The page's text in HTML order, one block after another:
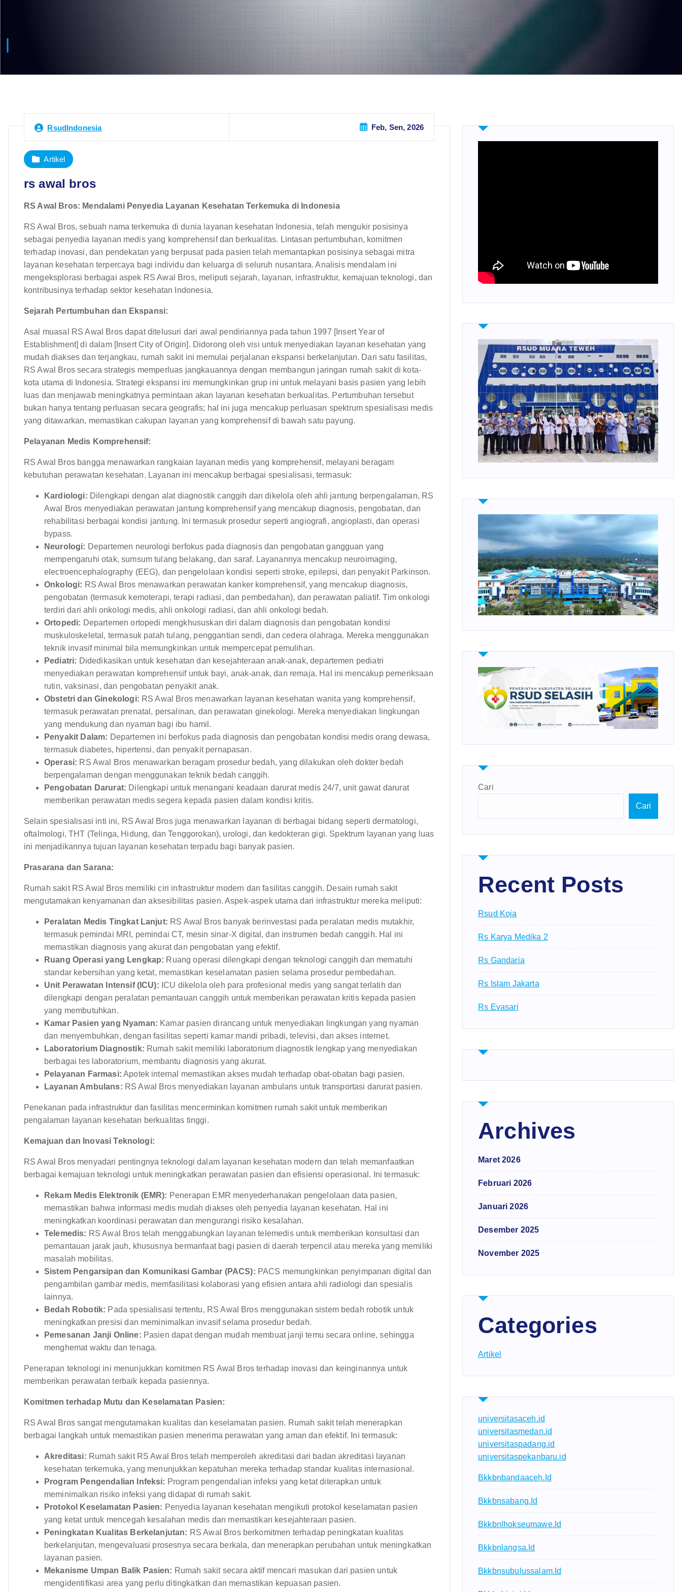
RsudIndonesia Feb, Sen, 2026
Artikel
rs awal bros
RS Awal Bros: Mendalami Penyedia Layanan Kesehatan Terkemuka di Indonesia
RS Awal Bros, sebuah nama terkemuka di dunia layanan kesehatan Indonesia, telah mengukir posisinya
sebagai penyedia layanan medis yang komprehensif dan berkualitas. Lintasan pertumbuhan, komitmen
terhadap inovasi, dan pendekatan yang berpusat pada pasien telah memantapkan posisinya sebagai mitra
layanan kesehatan terpercaya bagi individu dan keluarga di seluruh nusantara. Analisis mendalam ini
mengeksplorasi berbagai aspek RS Awal Bros, meliputi sejarah, layanan, infrastruktur, kemajuan teknologi, dan
kontribusinya terhadap sektor kesehatan Indonesia.
Sejarah Pertumbuhan dan Ekspansi:
Asal muasal RS Awal Bros dapat ditelusuri dari awal pendiriannya pada tahun 1997 [Insert Year of
Establishment] di dalam [Insert City of Origin]. Didorong oleh visi untuk menyediakan layanan kesehatan yang
mudah diakses dan terjangkau, rumah sakit ini memulai perjalanan ekspansi berkelanjutan. Dari satu fasilitas,
RS Awal Bros secara strategis memperluas jangkauannya dengan membangun jaringan rumah sakit di kota-
kota utama di Indonesia. Strategi ekspansi ini memungkinkan grup ini untuk melayani basis pasien yang lebih
luas dan menjawab meningkatnya permintaan akan layanan kesehatan berkualitas. Pertumbuhan tersebut
bukan hanya tentang perluasan secara geografis; hal ini juga mencakup perluasan spektrum spesialisasi medis
yang ditawarkan, memastikan cakupan layanan yang komprehensif di bawah satu payung.
Pelayanan Medis Komprehensif:
RS Awal Bros bangga menawarkan rangkaian layanan medis yang komprehensif, melayani beragam
kebutuhan perawatan kesehatan. Layanan ini mencakup berbagai spesialisasi, termasuk:
Kardiologi: Dilengkapi dengan alat diagnostik canggih dan dikelola oleh ahli jantung berpengalaman, RS
Awal Bros menyediakan perawatan jantung komprehensif yang mencakup diagnosis, pengobatan, dan
rehabilitasi berbagai kondisi jantung. Ini termasuk prosedur seperti angiografi, angioplasti, dan operasi
bypass.
Neurologi: Departemen neurologi berfokus pada diagnosis dan pengobatan gangguan yang
mempengaruhi otak, sumsum tulang belakang, dan saraf. Layanannya mencakup neuroimaging,
electroencephalography (EEG), dan pengelolaan kondisi seperti stroke, epilepsi, dan penyakit Parkinson.
Onkologi: RS Awal Bros menawarkan perawatan kanker komprehensif, yang mencakup diagnosis,
pengobatan (termasuk kemoterapi, terapi radiasi, dan pembedahan), dan perawatan paliatif. Tim onkologi
terdiri dari ahli onkologi medis, ahli onkologi radiasi, dan ahli onkologi bedah.
Ortopedi: Departemen ortopedi mengkhususkan diri dalam diagnosis dan pengobatan kondisi
muskuloskeletal, termasuk patah tulang, penggantian sendi, dan cedera olahraga. Mereka menggunakan
teknik invasif minimal bila memungkinkan untuk mempercepat pemulihan.
Pediatri: Didedikasikan untuk kesehatan dan kesejahteraan anak-anak, departemen pediatri
menyediakan perawatan komprehensif untuk bayi, anak-anak, dan remaja. Hal ini mencakup pemeriksaan
rutin, vaksinasi, dan pengobatan penyakit anak.
Obstetri dan Ginekologi: RS Awal Bros menawarkan layanan kesehatan wanita yang komprehensif,
termasuk perawatan prenatal, persalinan, dan perawatan ginekologi. Mereka menyediakan lingkungan
yang mendukung dan nyaman bagi ibu hamil.
Penyakit Dalam: Departemen ini berfokus pada diagnosis dan pengobatan kondisi medis orang dewasa,
termasuk diabetes, hipertensi, dan penyakit pernapasan.
Operasi: RS Awal Bros menawarkan beragam prosedur bedah, yang dilakukan oleh dokter bedah
berpengalaman dengan menggunakan teknik bedah canggih.
Pengobatan Darurat: Dilengkapi untuk menangani keadaan darurat medis 24/7, unit gawat darurat
memberikan perawatan medis segera kepada pasien dalam kondisi kritis.
Selain spesialisasi inti ini, RS Awal Bros juga menawarkan layanan di berbagai bidang seperti dermatologi,
oftalmologi, THT (Telinga, Hidung, dan Tenggorokan), urologi, dan kedokteran gigi. Spektrum layanan yang luas
ini menjadikannya tujuan layanan kesehatan terpadu bagi banyak pasien.
Prasarana dan Sarana:
Rumah sakit RS Awal Bros memiliki ciri infrastruktur modern dan fasilitas canggih. Desain rumah sakit
mengutamakan kenyamanan dan aksesibilitas pasien. Aspek-aspek utama dari infrastruktur mereka meliputi:
Peralatan Medis Tingkat Lanjut: RS Awal Bros banyak berinvestasi pada peralatan medis mutakhir,
termasuk pemindai MRI, pemindai CT, mesin sinar-X digital, dan instrumen bedah canggih. Hal ini
memastikan diagnosis yang akurat dan pengobatan yang efektif.
Ruang Operasi yang Lengkap: Ruang operasi dilengkapi dengan teknologi canggih dan mematuhi
standar kebersihan yang ketat, memastikan keselamatan pasien selama prosedur pembedahan.
Unit Perawatan Intensif (ICU): ICU dikelola oleh para profesional medis yang sangat terlatih dan
dilengkapi dengan peralatan pemantauan canggih untuk memberikan perawatan kritis kepada pasien
yang membutuhkan.
Kamar Pasien yang Nyaman: Kamar pasien dirancang untuk menyediakan lingkungan yang nyaman
dan menyembuhkan, dengan fasilitas seperti kamar mandi pribadi, televisi, dan akses internet.
Laboratorium Diagnostik: Rumah sakit memiliki laboratorium diagnostik lengkap yang menyediakan
berbagai tes laboratorium, membantu diagnosis yang akurat.
Pelayanan Farmasi: Apotek internal memastikan akses mudah terhadap obat-obatan bagi pasien.
Layanan Ambulans: RS Awal Bros menyediakan layanan ambulans untuk transportasi darurat pasien.
Penekanan pada infrastruktur dan fasilitas mencerminkan komitmen rumah sakit untuk memberikan
pengalaman layanan kesehatan berkualitas tinggi.
Kemajuan dan Inovasi Teknologi:
RS Awal Bros menyadari pentingnya teknologi dalam layanan kesehatan modern dan telah memanfaatkan
berbagai kemajuan teknologi untuk meningkatkan perawatan pasien dan efisiensi operasional. Ini termasuk:
Rekam Medis Elektronik (EMR): Penerapan EMR menyederhanakan pengelolaan data pasien,
memastikan bahwa informasi medis mudah diakses oleh penyedia layanan kesehatan. Hal ini
meningkatkan koordinasi perawatan dan mengurangi risiko kesalahan.
Telemedis: RS Awal Bros telah menggabungkan layanan telemedis untuk memberikan konsultasi dan
pemantauan jarak jauh, khususnya bermanfaat bagi pasien di daerah terpencil atau mereka yang memiliki
masalah mobilitas.
Sistem Pengarsipan dan Komunikasi Gambar (PACS): PACS memungkinkan penyimpanan digital dan
pengambilan gambar medis, memfasilitasi kolaborasi yang efisien antara ahli radiologi dan spesialis
lainnya.
Bedah Robotik: Pada spesialisasi tertentu, RS Awal Bros menggunakan sistem bedah robotik untuk
meningkatkan presisi dan meminimalkan invasif selama prosedur bedah.
Pemesanan Janji Online: Pasien dapat dengan mudah membuat janji temu secara online, sehingga
menghemat waktu dan tenaga.
Penerapan teknologi ini menunjukkan komitmen RS Awal Bros terhadap inovasi dan keinginannya untuk
memberikan perawatan terbaik kepada pasiennya.
Komitmen terhadap Mutu dan Keselamatan Pasien:
RS Awal Bros sangat mengutamakan kualitas dan keselamatan pasien. Rumah sakit telah menerapkan
berbagai langkah untuk memastikan pasien menerima perawatan yang aman dan efektif. Ini termasuk:
Akreditasi: Rumah sakit RS Awal Bros telah memperoleh akreditasi dari badan akreditasi layanan
kesehatan terkemuka, yang menunjukkan kepatuhan mereka terhadap standar kualitas internasional.
Program Pengendalian Infeksi: Program pengendalian infeksi yang ketat diterapkan untuk
meminimalkan risiko infeksi yang didapat di rumah sakit.
Protokol Keselamatan Pasien: Penyedia layanan kesehatan mengikuti protokol keselamatan pasien
yang ketat untuk mencegah kesalahan medis dan memastikan kesejahteraan pasien.
Peningkatan Kualitas Berkelanjutan: RS Awal Bros berkomitmen terhadap peningkatan kualitas
berkelanjutan, mengevaluasi prosesnya secara berkala, dan menerapkan perubahan untuk meningkatkan
layanan pasien.
Mekanisme Umpan Balik Pasien: Rumah sakit secara aktif mencari masukan dari pasien untuk
mengidentifikasi area yang perlu ditingkatkan dan memastikan kepuasan pasien.
Cari
Cari
Recent Posts
Rsud Koja
Rs Karya Medika 2
Rs Gandaria
Rs Islam Jakarta
Rs Evasari
Archives
Maret 2026
Februari 2026
Januari 2026
Desember 2025
November 2025
Categories
Artikel
universitasaceh.id
universitasmedan.id
universitaspadang.id
universitaspekanbaru.id
Bkkbnbandaaceh.id
Bkkbnsabang.id
Bkkbnlhokseumawe.id
Bkkbnlangsa.id
Bkkbnsubulussalam.id